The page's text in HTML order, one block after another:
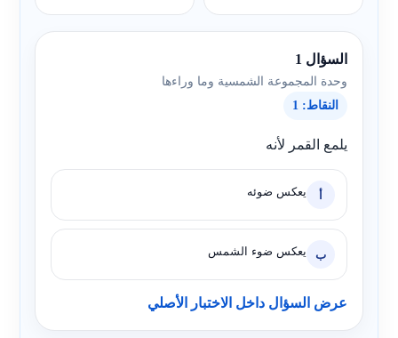
السؤال 1
وحدة المجموعة الشمسية وما وراءها
النقاط: 1
يلمع القمر لأنه
أ يعكس ضوئه
ب يعكس ضوء الشمس
عرض السؤال داخل الاختبار الأصلي